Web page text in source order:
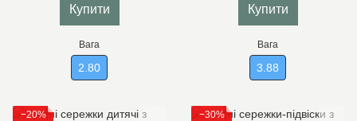
Купити
Вага
2.80
Купити
Вага
3.88
−20% −30%